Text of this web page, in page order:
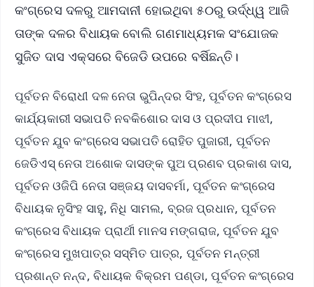
କଂଗ୍ରେସ ଦଳରୁ ଆମଦାନୀ ହୋଇଥିବା ୫୦ରୁ ଉର୍ଦ୍ଧ୍ୱ ଆଜି
ତାଙ୍କ ଦଳର ବିଧାୟକ ବୋଲି ଗଣମାଧ୍ୟମକ ସଂଯୋଜକ
ସୁଜିତ ଦାସ ଏକ୍ସରେ ବିଜେଡି ଉପରେ ବର୍ଷିଛନ୍ତି।
ପୂର୍ବତନ ବିରୋଧୀ ଦଳ ନେତା ଭୁପିନ୍ଦର ସିଂହ, ପୂର୍ବତନ କଂଗ୍ରେସ
କାର୍ଯ୍ୟକାରୀ ସଭାପତି ନବକିଶୋର ଦାସ ଓ ପ୍ରଦୀପ ମାଝୀ,
ପୂର୍ବତନ ଯୁବ କଂଗ୍ରେସ ସଭାପତି ରୋହିତ ପୁଜାରୀ, ପୂର୍ବତନ
ଜେଡିଏସ୍ ନେତା ଅଶୋକ ଦାସଙ୍କ ପୁଅ ପ୍ରଣବ ପ୍ରକାଶ ଦାସ,
ପୂର୍ବତନ ଓଜିପି ନେତା ସଞ୍ଜୟ ଦାସବର୍ମା, ପୂର୍ବତନ କଂଗ୍ରେସ
ବିଧାୟକ ନୃସିଂହ ସାହୁ, ନିଧି ସାମଲ, ବ୍ରଜ ପ୍ରଧାନ, ପୂର୍ବତନ
କଂଗ୍ରେସ ବିଧାୟକ ପ୍ରାର୍ଥୀ ମାନସ ମଙ୍ଗରାଜ, ପୂର୍ବତନ ଯୁବ
କଂଗ୍ରେସ ମୁଖପାତ୍ର ସସ୍ମିତ ପାତ୍ର, ପୂର୍ବତନ ମନ୍ତ୍ରୀ
ପ୍ରଶାନ୍ତ ନନ୍ଦ, ବିଧାୟକ ବିକ୍ରମ ପଣ୍ଡା, ପୂର୍ବତନ କଂଗ୍ରେସ